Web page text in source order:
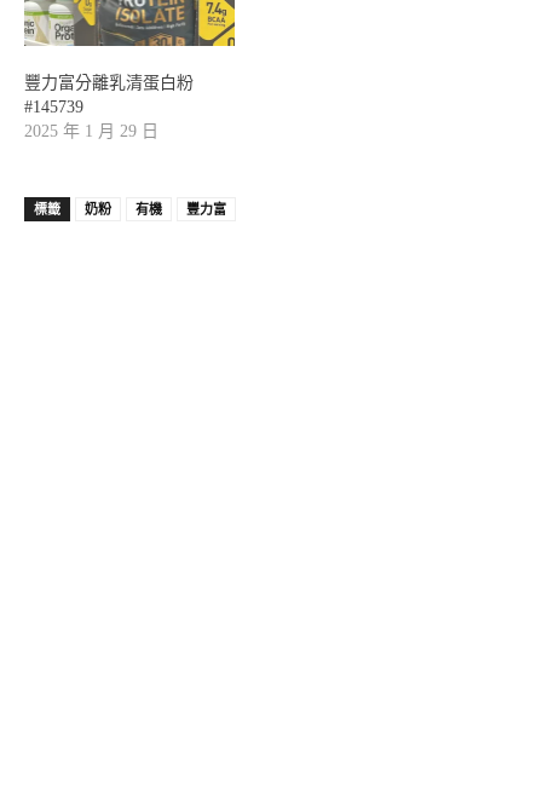
豐力富分離乳清蛋白粉
#145739
2025 年 1 月 29 日
標籤 奶粉 有機 豐力富